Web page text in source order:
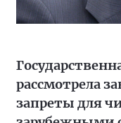
рассмотрела
запреты для